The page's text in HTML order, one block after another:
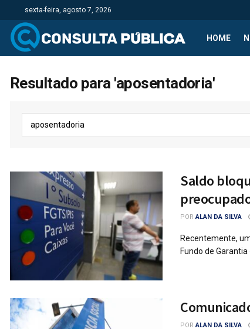
sexta-feira, agosto 7, 2026
HOME
Resultado para 'aposentadoria'
Saldo
POR ALAN DA SILVA
Recentemente,
Fundo de
POR ALAN DA SILVA